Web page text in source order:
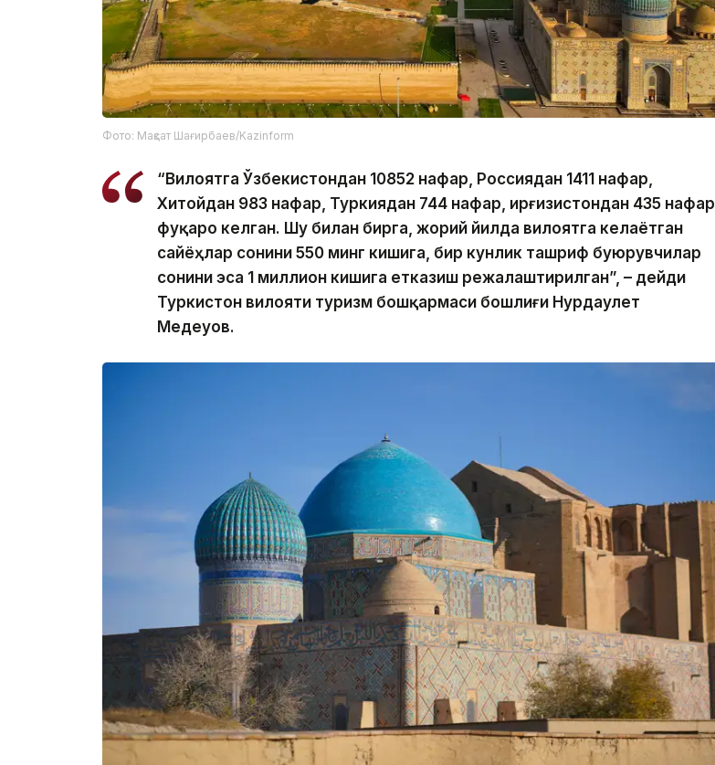
Фото: Мақсат Шағирбаев/Kazinform
“Вилоятга Ўзбекистондан 10852 нафар, Россиядан 1411 нафар,
Хитойдан 983 нафар, Туркиядан 744 нафар, Қирғизистондан 435 нафар
фуқаро келган. Шу билан бирга, жорий йилда вилоятга келаётган
сайёҳлар сонини 550 минг кишига, бир кунлик ташриф буюрувчилар
сонини эса 1 миллион кишига етказиш режалаштирилган”, – дейди
Туркистон вилояти туризм бошқармаси бошлиғи Нурдаулет
Медеуов.